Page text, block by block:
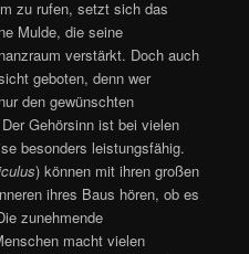
zu rufen, setzt sich das
Mulde, die seine
verstärkt. Doch auch
geboten, denn wer
den gewünschten
Gehörsinn ist bei vielen
besonders leistungsfähig.
) können mit ihren großen
ihres Baus hören, ob es
zunehmende
macht vielen